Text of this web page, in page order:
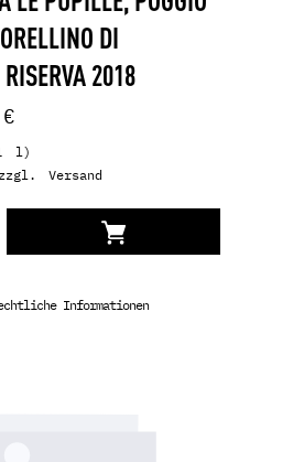
DI
2018
l)
Versand
Informationen